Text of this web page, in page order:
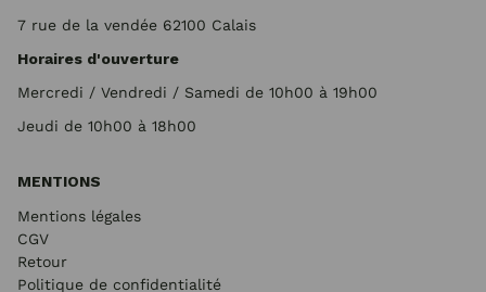
7 rue de la vendée 62100 Calais
Horaires d'ouverture
Mercredi / Vendredi / Samedi de 10h00 à 19h00
Jeudi de 10h00 à 18h00
MENTIONS
Mentions légales
CGV
Retour
Politique de confidentialité